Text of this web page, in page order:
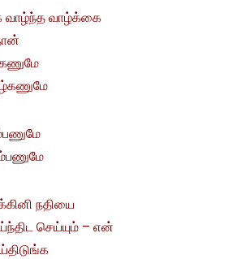
வாழ்ந்த வாழ்க்கை
நதியை
செய்யும் – என்